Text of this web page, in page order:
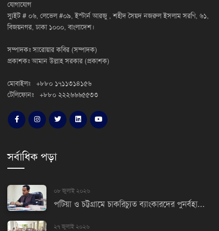
যোগাযোগ
স্যুইট # ০৬, লেভেল #০৯, ইস্টার্ন আরজু , শহীদ সৈয়দ নজরুল ইসলাম সরণি, ৬১,
বিজয়নগর, ঢাকা ১০০০, বাংলাদেশ।
সম্পাদকঃ সারোয়ার কবির (সম্পাদক)
প্রকাশকঃ আমান উল্লাহ সরকার (প্রকাশক)
মোবাইলঃ +৮৮০ ১৭১১৩১৪১৫৬
টেলিফোনঃ +৮৮০ ২২২৬৬৬৫৫৩৩
সর্বাধিক পড়া
০৮ জুলাই ২০২৬
পটিয়া ও চট্টগ্রামে চাকরিচ্যুত ব্যাংকারদের পুনর্বহা...
২৭ জুলাই ২০২৬